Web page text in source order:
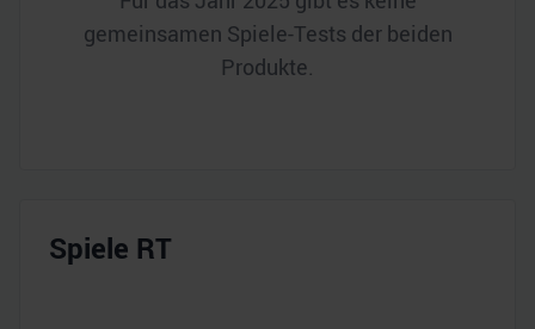
gemeinsamen Spiele-Tests der beiden
Produkte.
Spiele RT